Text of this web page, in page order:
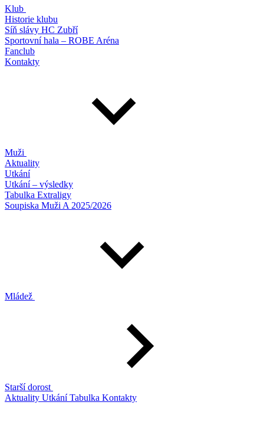
Klub
Historie klubu
Síň slávy HC Zubří
Sportovní hala – ROBE Aréna
Fanclub
Kontakty
Muži
Aktuality
Utkání
Utkání – výsledky
Tabulka Extraligy
Soupiska Muži A 2025/2026
Mládež
Starší dorost
Aktuality UtkáníTabulka Kontakty